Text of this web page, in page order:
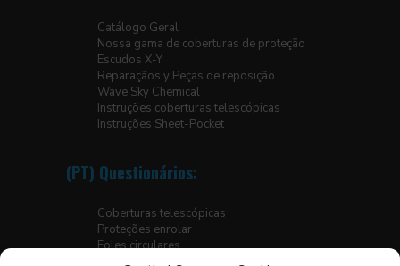
Catálogo Geral
Nossa gama de coberturas de proteção
Escudos X-Y
Reparaçãos y Peças de reposição
Wave Sky Chemical
Instruções coberturas telescópicas
Instruções Sheet-Pocket
(PT) Questionários:
Coberturas telescópicas
Proteções enrolar
Foles circulares
Foles para plataformas elevatórias